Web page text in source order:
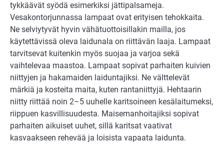
tykkäävät syödä esimerkiksi jättipalsameja.
Vesakontorjunnassa lampaat ovat erityisen tehokkaita.
Ne selviytyvät hyvin vähätuottoisillakin mailla, jos
käytettävissä oleva laidunala on riittävän laaja. Lampaat
tarvitsevat kuitenkin myös suojaa ja varjoa sekä
vaihtelevaa maastoa. Lampaat sopivat parhaiten kuivien
niittyjen ja hakamaiden laiduntajiksi. Ne välttelevät
märkiä ja kosteita maita, kuten rantaniittyjä. Hehtaarin
niitty riittää noin 2–5 uuhelle karitsoineen kesälaitumeksi,
riippuen kasvillisuudesta. Maisemanhoitajiksi sopivat
parhaiten aikuiset uuhet, sillä karitsat vaativat
kasvaakseen rehevää ja loisista vapaata laidunta.